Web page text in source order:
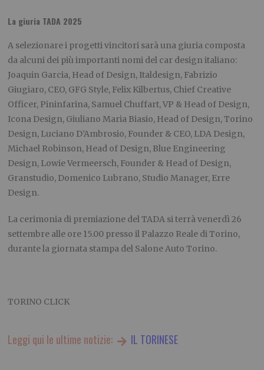
La giuria TADA 2025
A selezionare i progetti vincitori sarà una giuria composta
da alcuni dei più importanti nomi del car design italiano:
Joaquin Garcia, Head of Design, Italdesign, Fabrizio
Giugiaro, CEO, GFG Style, Felix Kilbertus, Chief Creative
Officer, Pininfarina, Samuel Chuffart, VP & Head of Design,
Icona Design, Giuliano Maria Biasio, Head of Design, Torino
Design, Luciano D’Ambrosio, Founder & CEO, LDA Design,
Michael Robinson, Head of Design, Blue Engineering
Design, Lowie Vermeersch, Founder & Head of Design,
Granstudio, Domenico Lubrano, Studio Manager, Erre
Design.
La cerimonia di premiazione del TADA si terrà venerdì 26
settembre alle ore 15.00 presso il Palazzo Reale di Torino,
durante la giornata stampa del Salone Auto Torino.
TORINO CLICK
Leggi qui le ultime notizie: IL TORINESE